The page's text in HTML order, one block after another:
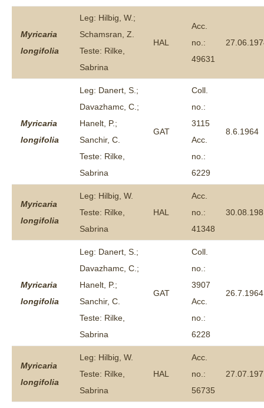
Myricaria
longifolia
Leg: Hilbig, W.;
Schamsran, Z.
Teste: Rilke,
Sabrina
HAL
Acc.
no.:
49631
Myricaria
longifolia
Leg: Danert, S.;
Davazhamc, C.;
Hanelt, P.;
Sanchir, C.
Teste: Rilke,
Sabrina
GAT
Coll.
no.:
3115
Acc.
no.:
6229
8.6.1964
Myricaria
longifolia
Leg: Hilbig, W.
Teste: Rilke,
Sabrina
HAL
Acc.
no.:
41348
Myricaria
longifolia
Leg: Danert, S.;
Davazhamc, C.;
Hanelt, P.;
Sanchir, C.
Teste: Rilke,
Sabrina
GAT
Coll.
no.:
3907
Acc.
no.:
6228
26.7.1964
Myricaria
longifolia
Leg: Hilbig, W.
Teste: Rilke,
Sabrina
HAL
Acc.
no.:
56735